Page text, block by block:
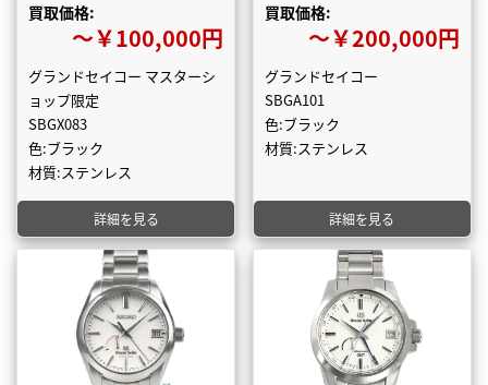
買取価格:
〜￥100,000円
グランドセイコー マスターシ
ョップ限定
SBGX083
色:ブラック
材質:ステンレス
詳細を見る
買取価格:
〜￥200,000円
グランドセイコー
SBGA101
色:ブラック
材質:ステンレス
詳細を見る